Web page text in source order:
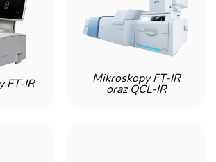
FT-IR Mikroskopy FT-IR
oraz QCL-IR